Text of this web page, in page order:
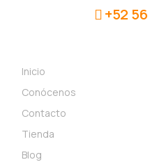
+52
Inicio
Conócenos
Contacto
Tienda
Blog